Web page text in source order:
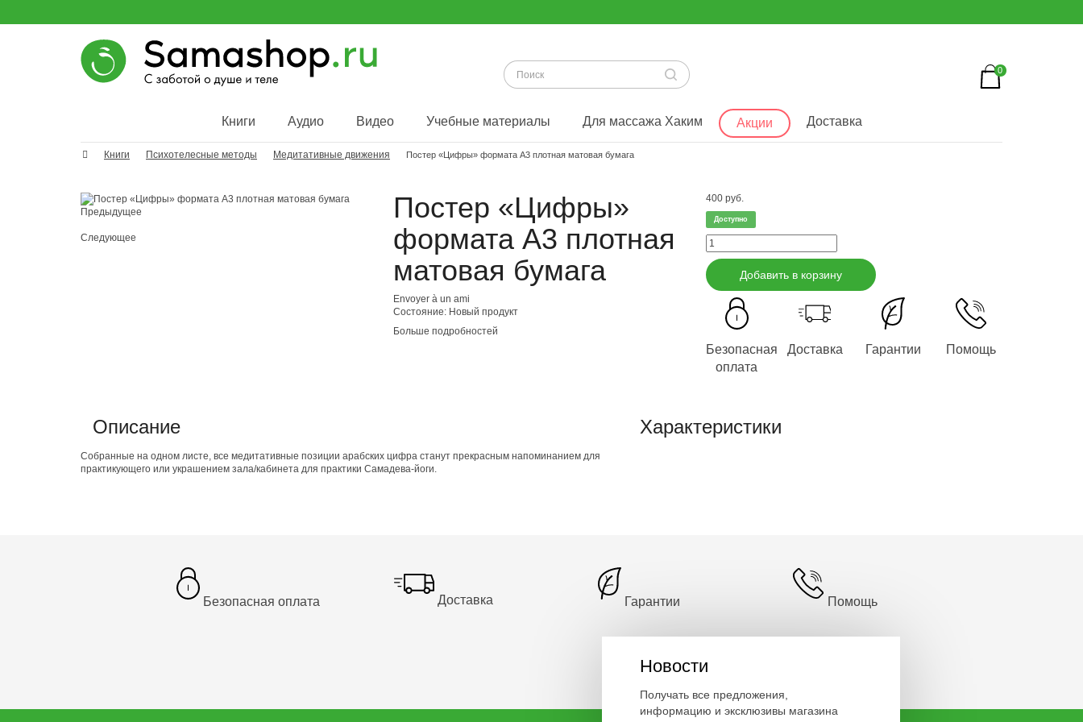
0
Книги Аудио Видео Учебные материалы Для массажа Хаким Акции Доставка
Книги Психотелесные методы Медитативные движения Постер «Цифры» формата А3 плотная матовая бумага
Предыдущее
Следующее
Постер «Цифры»
формата А3 плотная
матовая бумага
Envoyer à un ami
Состояние: Новый продукт
Больше подробностей
400 руб.
Доступно
Добавить в корзину
Безопасная
оплата
Доставка Гарантии Помощь
Описание
Собранные на одном листе, все медитативные позиции арабских цифра станут прекрасным напоминанием для
практикующего или украшением зала/кабинета для практики Самадева-йоги.
Характеристики
Безопасная оплата Доставка Гарантии Помощь
Новости
Получать все предложения,
информацию и эксклюзивы магазина